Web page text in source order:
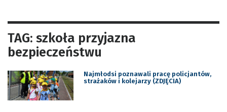
TAG: szkoła przyjazna
bezpieczeństwu
Najmłodsi poznawali pracę policjantów,
strażaków i kolejarzy (ZDJĘCIA)